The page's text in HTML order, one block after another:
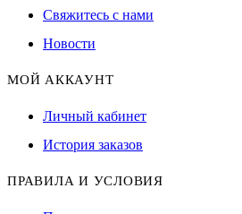
Свяжитесь с нами
Новости
МОЙ АККАУНТ
Личный кабинет
История заказов
ПРАВИЛА И УСЛОВИЯ